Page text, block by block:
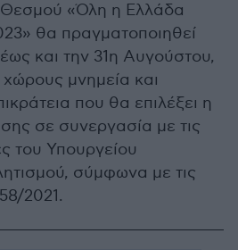
«Όλη η Ελλάδα
θα πραγματοποιηθεί
και την 31η Αυγούστου,
μνημεία και
που θα επιλέξει η
σε συνεργασία με τις
του Υπουργείου
σύμφωνα με τις
2021.